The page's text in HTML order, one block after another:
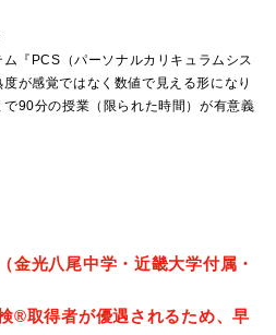
『PCS（パーソナルカリキュラムシス
が感覚ではなく数値で見える形になり
90分の授業（限られた時間）が有意義
金光八尾中学・近畿大学付属・
®取得者が優遇されるため、早